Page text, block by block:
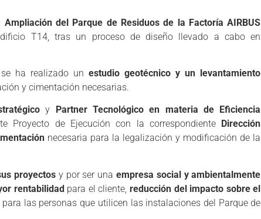
del Parque de Residuos de la Factoría AIRBUS
T14, tras un proceso de diseño llevado a cabo en
ha realizado un estudio geotécnico y un levantamiento
y cimentación necesarias.
y
Partner Tecnológico en materia de Eficiencia
Proyecto de Ejecución con la correspondiente
Dirección
necesaria para la legalización y modificación de la
proyectosy por ser una empresa social y ambientalmente
rentabilidad para el cliente,reducción del impacto sobre el
para las personas que utilicen las instalaciones del Parque de